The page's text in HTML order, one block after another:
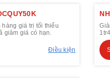
giá trị tối thiểu
giảm giá có hạn.
Điều kiện